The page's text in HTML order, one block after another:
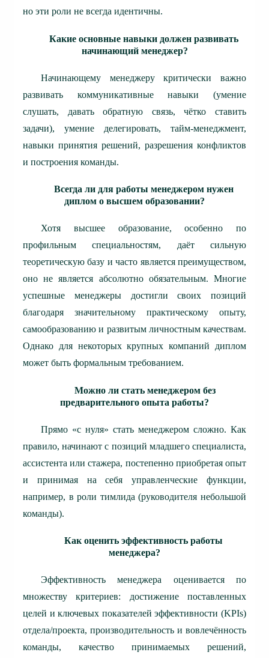
но эти роли не всегда идентичны.
Какие основные навыки должен развивать
начинающий менеджер?
Начинающему менеджеру критически важно
развивать коммуникативные навыки (умение
слушать, давать обратную связь, чётко ставить
задачи), умение делегировать, тайм-менеджмент,
навыки принятия решений, разрешения конфликтов
и построения команды.
Всегда ли для работы менеджером нужен
диплом о высшем образовании?
Хотя высшее образование, особенно по
профильным специальностям, даёт сильную
теоретическую базу и часто является преимуществом,
оно не является абсолютно обязательным. Многие
успешные менеджеры достигли своих позиций
благодаря значительному практическому опыту,
самообразованию и развитым личностным качествам.
Однако для некоторых крупных компаний диплом
может быть формальным требованием.
Можно ли стать менеджером без
предварительного опыта работы?
Прямо «с нуля» стать менеджером сложно. Как
правило, начинают с позиций младшего специалиста,
ассистента или стажера, постепенно приобретая опыт
и принимая на себя управленческие функции,
например, в роли тимлида (руководителя небольшой
команды).
Как оценить эффективность работы
менеджера?
Эффективность менеджера оценивается по
множеству критериев: достижение поставленных
целей и ключевых показателей эффективности (KPIs)
отдела/проекта, производительность и вовлечённость
команды, качество принимаемых решений,